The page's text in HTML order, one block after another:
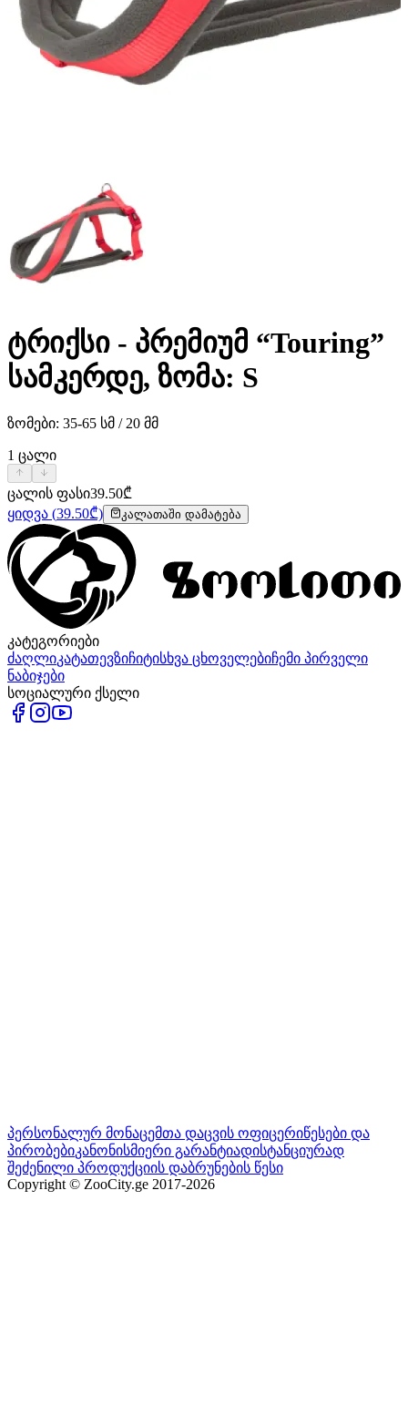
ტრიქსი - პრემიუმ “Touring”
სამკერდე, ზომა: S
ზომები: 35-65 სმ / 20 მმ
1 ცალი
ცალის ფასი39.50₾
ყიდვა (39.50₾) კალათაში დამატება
კატეგორიები
ძაღლიკატათევზიჩიტისხვა ცხოველებიჩემი პირველი
ნაბიჯები
სოციალური ქსელი
პერსონალურ მონაცემთა დაცვის ოფიცერიწესები და
პირობებიკანონისმიერი გარანტიადისტანციურად
შეძენილი პროდუქციის დაბრუნების წესი
Copyright © ZooCity.ge 2017-2026